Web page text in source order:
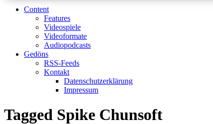
Content
Features
Videospiele
Videoformate
Audiopodcasts
Gedöns
RSS-Feeds
Kontakt
Datenschutzerklärung
Impressum
Tagged Spike Chunsoft